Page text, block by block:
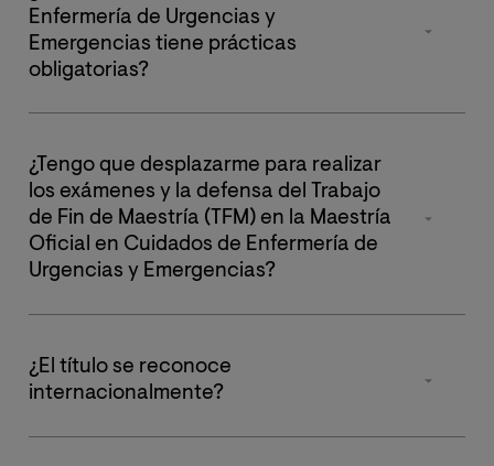
Sin embargo, si lo prefieres, puedes aplazar las
prácticas y el Trabajo de Fin de Maestría (TFM) sin costo
adicional, siempre que sigas las directrices
establecidas por la universidad.
Enfermería de Urgencias y
Emergencias tiene prácticas
obligatorias?
obligatorias
, que se realizan de forma presencial en
centros de simulación avanzada como el
Hospital La
Paz (Madrid) o el Hospital La Fe (Valencia, España)
¿Tengo que desplazarme para realizar
los exámenes y la defensa del Trabajo
de Fin de Maestría (TFM) en la Maestría
Oficial en Cuidados de Enfermería de
Urgencias y Emergencias?
defensa del TFM, se realiza de manera completamente
virtual. No necesitas desplazarte en ningún momento.
¿El título se reconoce
internacionalmente?